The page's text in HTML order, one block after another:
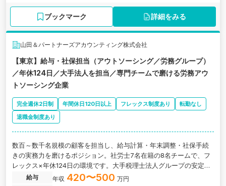
ブックマーク 詳細をみる
山田＆パートナーズアカウンティング株式会社
【東京】給与・社保担当（アウトソーシング／労務グループ）
／年休124日／大手法人を担当／専門チームで磨ける労務アウ
トソーシング企業
完全週休2日制 年間休日120日以上 フレックス制度あり
転勤なし
退職金制度あり
数百～数千名規模の顧客を担当し、給与計算・年末調整・社保手続
きの実務力を磨けるポジション。社労士7名在籍の8名チームで、フ
レックス×年休124日の環境です。大手税理士法人グループの安定基
盤のもと、理想のキャリアを目指しませんか？
給与 年収 420〜500 万円